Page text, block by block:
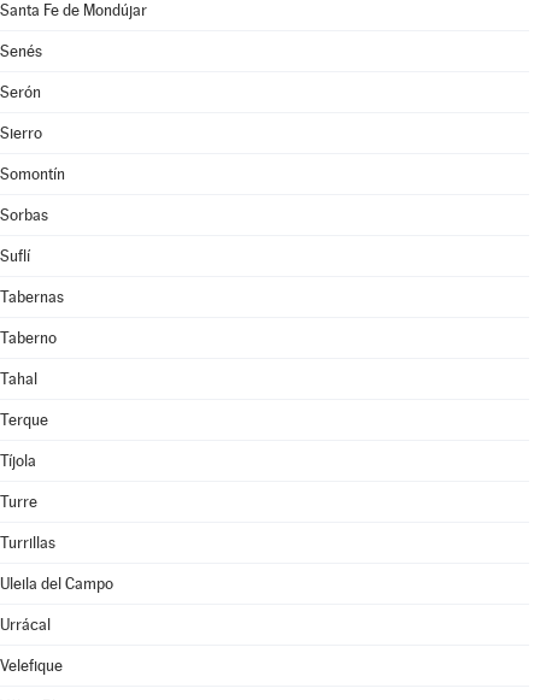
Santa Fe de Mondújar
Senés
Serón
Sierro
Somontín
Sorbas
Suflí
Tabernas
Taberno
Tahal
Terque
Tíjola
Turre
Turrillas
Uleila del Campo
Urrácal
Velefique